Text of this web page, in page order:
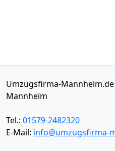
Umzugsfirma-Mannheim.de
Mannheim
Tel.: 01579-2482320
E-Mail: info@umzugsfirma-